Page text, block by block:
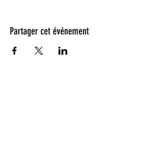
Partager cet événement